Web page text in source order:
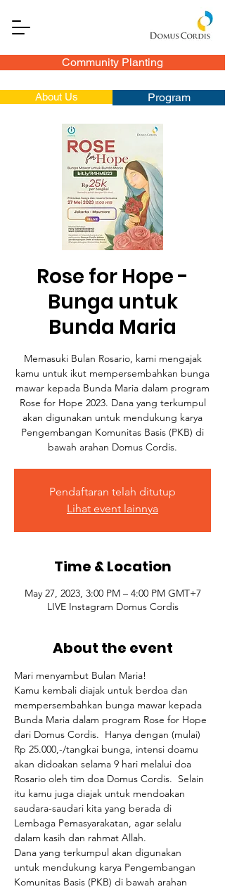
Community Planting
About Us Program
Rose for Hope -
Bunga untuk
Bunda Maria
Memasuki Bulan Rosario, kami mengajak
kamu untuk ikut mempersembahkan bunga
mawar kepada Bunda Maria dalam program
Rose for Hope 2023. Dana yang terkumpul
akan digunakan untuk mendukung karya
Pengembangan Komunitas Basis (PKB) di
bawah arahan Domus Cordis.
Pendaftaran telah ditutup
Lihat event lainnya
Time & Location
May 27, 2023, 3:00 PM – 4:00 PM GMT+7
LIVE Instagram Domus Cordis
About the event
Mari menyambut Bulan Maria!
Kamu kembali diajak untuk berdoa dan
mempersembahkan bunga mawar kepada
Bunda Maria dalam program Rose for Hope
dari Domus Cordis.  Hanya dengan (mulai)
Rp 25.000,-/tangkai bunga, intensi doamu
akan didoakan selama 9 hari melalui doa
Rosario oleh tim doa Domus Cordis.  Selain
itu kamu juga diajak untuk mendoakan
saudara-saudari kita yang berada di
Lembaga Pemasyarakatan, agar selalu
dalam kasih dan rahmat Allah.
Dana yang terkumpul akan digunakan
untuk mendukung karya Pengembangan
Komunitas Basis (PKB) di bawah arahan